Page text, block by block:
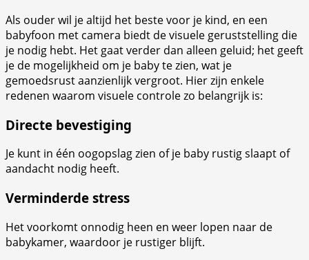
Als ouder wil je altijd het beste voor je kind, en een
babyfoon met camera biedt de visuele geruststelling die
je nodig hebt. Het gaat verder dan alleen geluid; het geeft
je de mogelijkheid om je baby te zien, wat je
gemoedsrust aanzienlijk vergroot. Hier zijn enkele
redenen waarom visuele controle zo belangrijk is:
Directe bevestiging
Je kunt in één oogopslag zien of je baby rustig slaapt of
aandacht nodig heeft.
Verminderde stress
Het voorkomt onnodig heen en weer lopen naar de
babykamer, waardoor je rustiger blijft.